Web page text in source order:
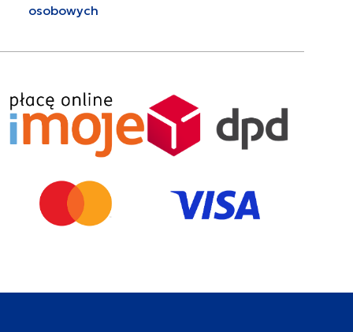
osobowych